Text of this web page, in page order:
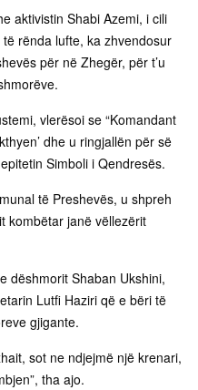
aktivistin Shabi Azemi, i cili
rënda lufte, ka zhvendosur
për në Zhegër, për t’u
vlerësoi se “Komandant
dhe u ringjallën për së
Simboli i Qendresës.
të Preshevës, u shpreh
kombëtar janë vëllezërit
dëshmorit Shaban Ukshini,
Lutfi Haziri që e bëri të
gjigante.
sot ne ndjejmë një krenari,
tha ajo.